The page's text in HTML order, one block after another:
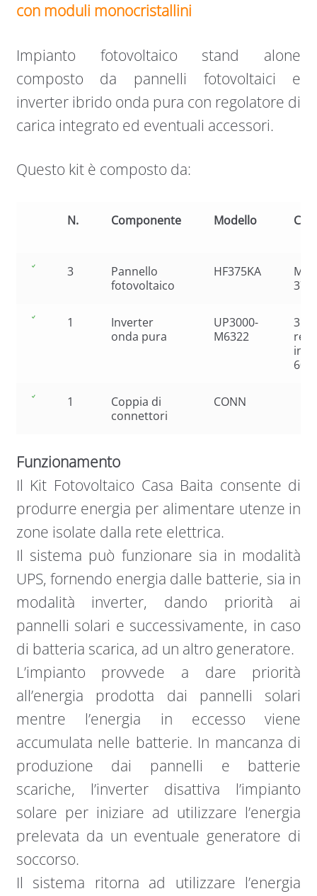
con moduli monocristallini
Impianto fotovoltaico stand alone
composto da pannelli fotovoltaici e
inverter ibrido onda pura con regolatore di
carica integrato ed eventuali accessori.
Questo kit è composto da:
N. Componente Modello
3
Pannello
fotovoltaico
HF375KA
1
Inverter
onda pura
UP3000-
M6322
60A
1
Coppia di
connettori
CONN
Funzionamento
Il Kit Fotovoltaico Casa Baita consente di
produrre energia per alimentare utenze in
zone isolate dalla rete elettrica.
Il sistema può funzionare sia in modalità
UPS, fornendo energia dalle batterie, sia in
modalità inverter, dando priorità ai
pannelli solari e successivamente, in caso
di batteria scarica, ad un altro generatore.
L’impianto provvede a dare priorità
all’energia prodotta dai pannelli solari
mentre l’energia in eccesso viene
accumulata nelle batterie. In mancanza di
produzione dai pannelli e batterie
scariche, l’inverter disattiva l’impianto
solare per iniziare ad utilizzare l’energia
prelevata da un eventuale generatore di
soccorso.
Il sistema ritorna ad utilizzare l’energia